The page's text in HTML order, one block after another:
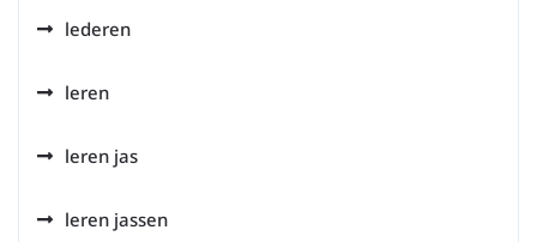
lederen
leren
leren jas
leren jassen